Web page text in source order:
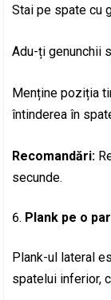
Stai pe spate cu
Adu-ți genunchii
Menține poziția
întinderea în
Recomandări:
secunde.
Plank pe o
Plank-ul lateral
spatelui inferior,